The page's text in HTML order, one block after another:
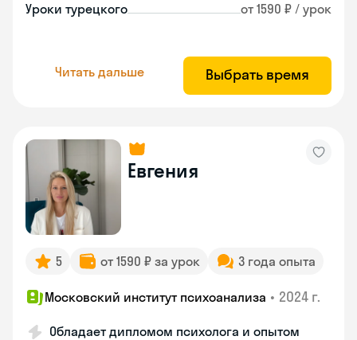
Уроки турецкого от 1590 ₽ / урок
Читать дальше Выбрать время
Евгения
5 от 1590 ₽ за урок 3 года опыта
Московский институт психоанализа • 2024 г.
Обладает дипломом психолога и опытом